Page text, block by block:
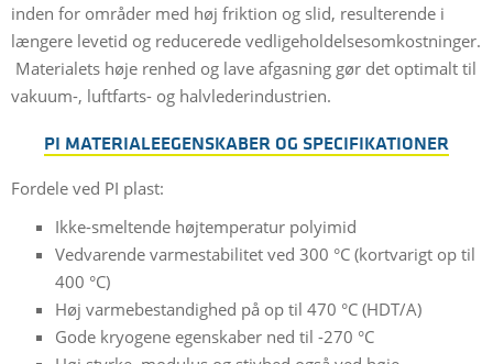
inden for områder med høj friktion og slid, resulterende i
længere levetid og reducerede vedligeholdelsesomkostninger.
Materialets høje renhed og lave afgasning gør det optimalt til
vakuum-, luftfarts- og halvlederindustrien.
PI MATERIALEEGENSKABER OG SPECIFIKATIONER
Fordele ved PI plast:
Ikke-smeltende højtemperatur polyimid
Vedvarende varmestabilitet ved 300 °C (kortvarigt op til
400 °C)
Høj varmebestandighed på op til 470 °C (HDT/A)
Gode kryogene egenskaber ned til -270 °C